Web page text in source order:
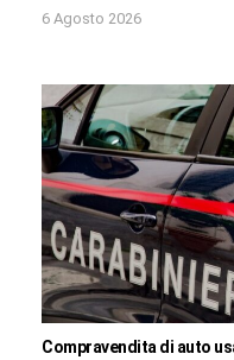
6 Agosto 2026
Compravendita di auto